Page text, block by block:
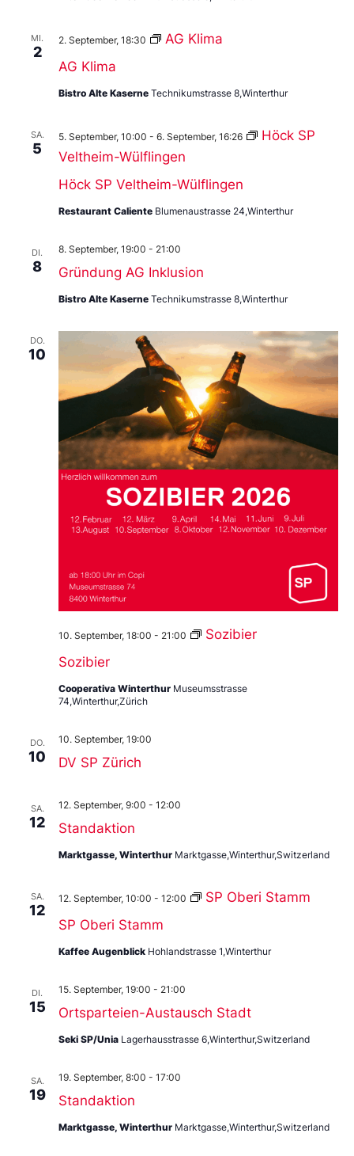
MI.
2
AG Klima
2. September, 18:30 AG Klima
Bistro Alte Kaserne Technikumstrasse 8,Winterthur
SA.
5
Höck SP Veltheim-Wülflingen
5. September, 10:00 - 6. September, 16:26
Höck SP
Veltheim-Wülflingen
Restaurant Caliente Blumenaustrasse 24,Winterthur
DI.
8 Gründung AG Inklusion
8. September, 19:00 - 21:00
Bistro Alte Kaserne Technikumstrasse 8,Winterthur
DO.
10
Sozibier
10. September, 18:00 - 21:00 Sozibier
Cooperativa Winterthur Museumsstrasse
74,Winterthur,Zürich
DO.
10 DV SP Zürich
10. September, 19:00
SA.
12 Standaktion
12. September, 9:00 - 12:00
Marktgasse, Winterthur Marktgasse,Winterthur,Switzerland
SA.
12
SP Oberi Stamm
12. September, 10:00 - 12:00 SP Oberi Stamm
Kaffee Augenblick Hohlandstrasse 1,Winterthur
DI.
15 Ortsparteien-Austausch Stadt
15. September, 19:00 - 21:00
Seki SP/Unia Lagerhausstrasse 6,Winterthur,Switzerland
SA.
19 Standaktion
19. September, 8:00 - 17:00
Marktgasse, Winterthur Marktgasse,Winterthur,Switzerland